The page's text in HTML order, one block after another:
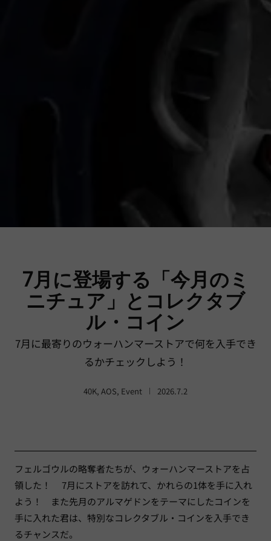
7月に登場する「今月のミ
ニチュア」とコレクタブ
ル・コイン
7月に最寄りのウォーハンマーストアで何を入手でき
るかチェックしよう！
40K, AOS, Event 2026.7.2
フェルゴウルの略奪者たちが、ウォーハンマーストアを占
領した！ 7月にストアを訪れて、かれらの1体を手に入れ
よう！ また先月のアルマゲドンをテーマにしたコインを
手に入れた君は、特別なコレクタブル・コインを入手でき
るチャンスだ。